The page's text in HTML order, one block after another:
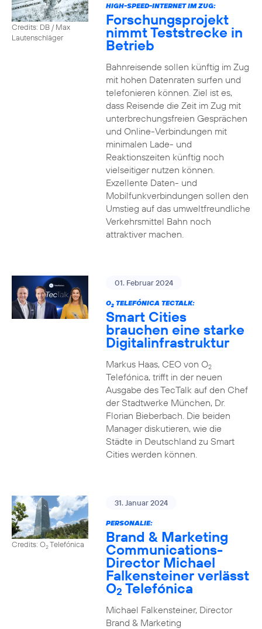
Credits: DB / Max
Lautenschläger
HIGH-SPEED-INTERNET IM ZUG:
Forschungsprojekt
nimmt Teststrecke in
Betrieb
Bahnreisende sollen künftig im Zug
mit hohen Datenraten surfen und
telefonieren können. Ziel ist es,
dass Reisende die Zeit im Zug mit
unterbrechungsfreien Gesprächen
und Online-Verbindungen mit
minimalen Lade- und
Reaktionszeiten künftig noch
vielseitiger nutzen können.
Exzellente Daten- und
Mobilfunkverbindungen sollen den
Umstieg auf das umweltfreundliche
Verkehrsmittel Bahn noch
attraktiver machen.
01. Februar 2024
O2TELEFÓNICA TECTALK:
Smart Cities
brauchen eine starke
Digitalinfrastruktur
Markus Haas, CEO von O2
Telefónica, trifft in der neuen
Ausgabe des TecTalk auf den Chef
der Stadtwerke München, Dr.
Florian Bieberbach. Die beiden
Manager diskutieren, wie die
Städte in Deutschland zu Smart
Cities werden können.
Credits: O2Telefónica
31. Januar 2024
PERSONALIE:
Brand & Marketing
Communications-
Director Michael
Falkensteiner verlässt
O2 Telefónica
Michael Falkensteiner, Director
Brand & Marketing